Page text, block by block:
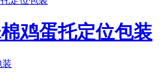
鸡蛋托定位包装